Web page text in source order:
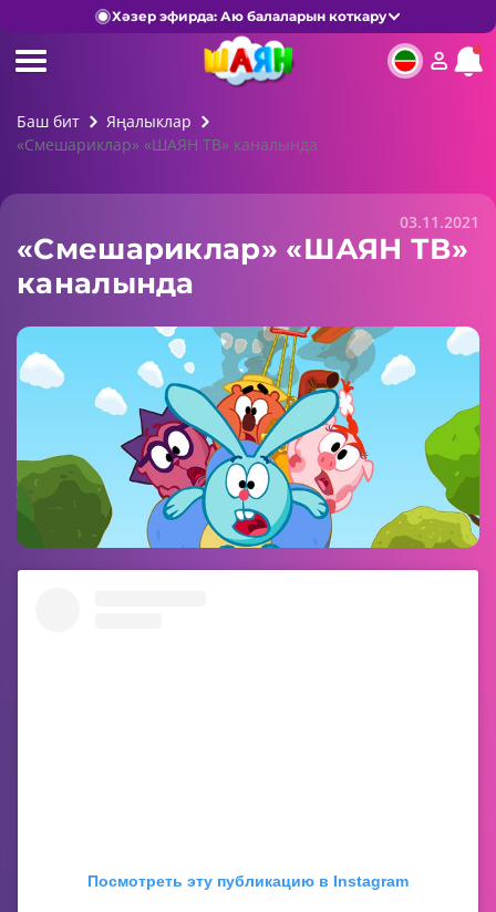
Хәзер эфирда: Аю балаларын коткару
Баш бит
Яңалыклар
«Смешариклар» «ШАЯН ТВ» каналында
03.11.2021
«Смешариклар» «ШАЯН ТВ»
каналында
Посмотреть эту публикацию в Instagram